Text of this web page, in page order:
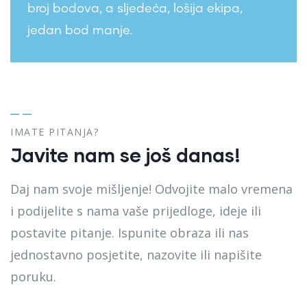
broj bodova, a sljedeća, lošija ekipa,
jedan bod manje.
IMATE PITANJA?
Javite nam se još danas!
Daj nam svoje mišljenje! Odvojite malo vremena
i podijelite s nama vaše prijedloge, ideje ili
postavite pitanje. Ispunite obraza ili nas
jednostavno posjetite, nazovite ili napišite
poruku.